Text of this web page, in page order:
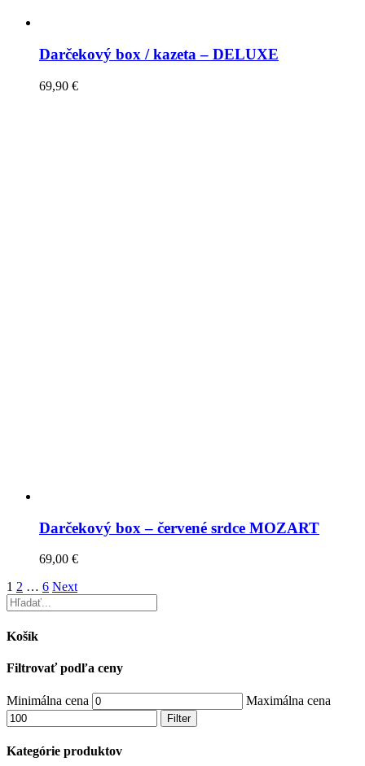
Darčekový box / kazeta – DELUXE
69,90 €
Darčekový box – červené srdce MOZART
69,00 €
1 2 … 6 Next
Košík
Filtrovať podľa ceny
Minimálna cena Maximálna cena
Filter
Kategórie produktov